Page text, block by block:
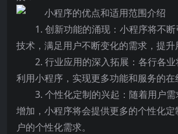
1. 创新功能的涌现：小程序将不
技术，满足用户不断变化的需求，提升
2. 行业应用的深入拓展：各行各
利用小程序，实现更多功能和服务的在
3. 个性化定制的兴起：随着用户
增加，小程序将会提供更多的个性化
户的个性化需求。